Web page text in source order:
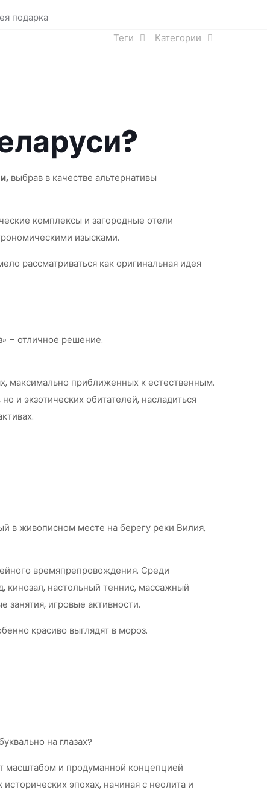
подарка
Категории
Теги
, выбрав в качестве альтернативы
комплексы и загородные отели
изысками.
рассматриваться как оригинальная идея
– отличное решение.
максимально приближенных к естественным.
и экзотических обитателей, насладиться
в живописном месте на берегу реки Вилия,
времяпрепровождения. Среди
кинозал, настольный теннис, массажный
занятия, игровые активности.
красиво выглядят в мороз.
на глазах?
масштабом и продуманной концепцией
эпохах, начиная с неолита и